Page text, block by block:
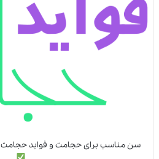
سن مناسب برای حجامت و فواید حجامت